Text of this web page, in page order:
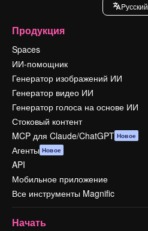
Pусский
Продукция
Spaces
ИИ-помощник
Генератор изображений ИИ
Генератор видео ИИ
Генератор голоса на основе ИИ
Стоковый контент
MCP для Claude/ChatGPT Новое
Агенты Новое
API
Мобильное приложение
Все инструменты Magnific
Начать